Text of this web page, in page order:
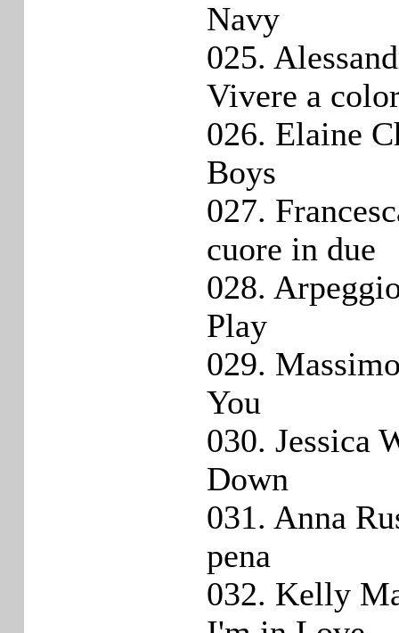
Navy
025.
Vivere a
026. Elaine
Boys
027.
cuore in due
028.
Play
029.
You
030. Jessica
Down
031. Anna
pena
032. Kelly